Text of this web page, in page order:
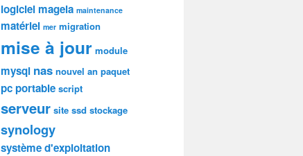
logiciel mageia maintenance
matériel mer migration
mise à jour module
mysql nas nouvel an paquet
pc portable script
serveur site ssd stockage
synology
système d'exploitation